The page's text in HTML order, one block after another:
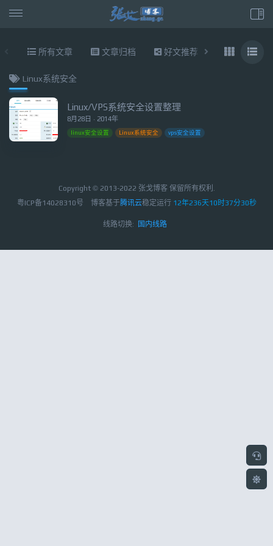
所有文章 文章归档 好文推荐 东拉西扯
Linux系统安全
8月28日 · 2014年
Linux/VPS系统安全设置整理
linux安全设置 Linux系统安全 vps安全设置
Copyright © 2013-2022 张戈博客 保留所有权利.
粤ICP备14028310号
博客基于腾讯云稳定运行 12年236天10时37分30秒
线路切换: 国内线路